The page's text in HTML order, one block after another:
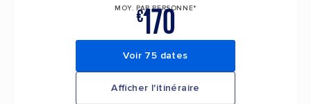
MOY. PAR PERSONNE*
€170
Voir 75 dates
Afficher l'itinéraire